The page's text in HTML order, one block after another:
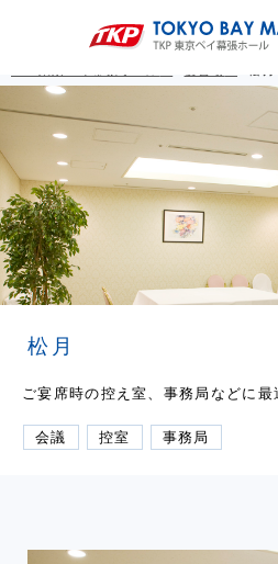
松月
ご宴席時の控え室、事務局などに最
会議 控室 事務局